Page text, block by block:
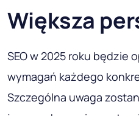
Na to zwracają
krótko przekazywać
kluczowe będą
Wypisz nazwy